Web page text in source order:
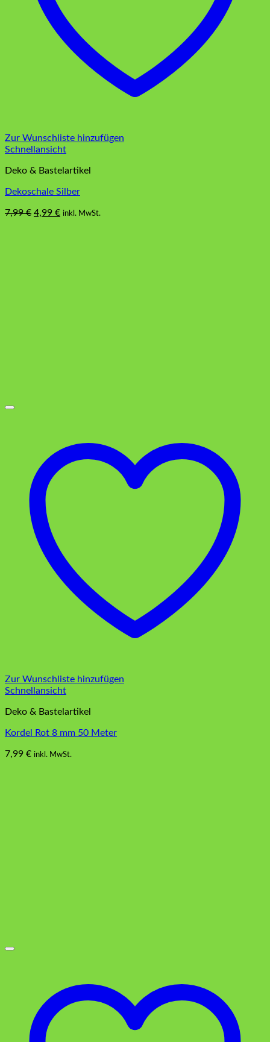
Zur Wunschliste hinzufügen
Schnellansicht
Deko & Bastelartikel
Dekoschale Silber
7,99€ Ursprünglicher
4,99 €Aktueller
inkl. MwSt.
Zur Wunschliste hinzufügen
Schnellansicht
Deko & Bastelartikel
Kordel Rot 8 mm 50 Meter
7,99 € inkl. MwSt.